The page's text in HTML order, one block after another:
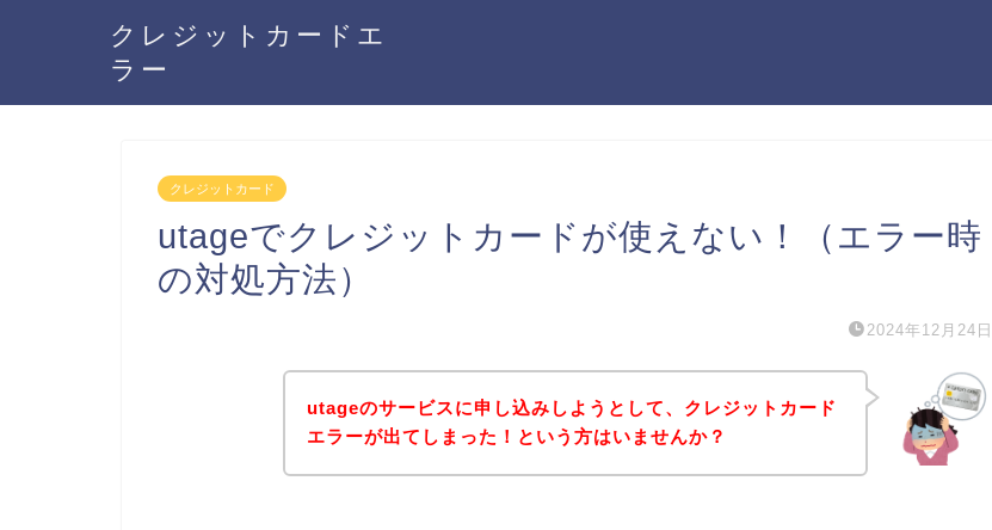
クレジットカードエ
ラー
クレジットカード
utageでクレジットカードが使えない！（エラー時
の対処方法）
2024年12月24日
utageのサービスに申し込みしようとして、クレジットカード
エラーが出てしまった！という方はいませんか？